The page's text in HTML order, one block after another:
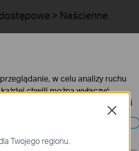
> Naścienne
> Zewnętrzne
> Zewnętrzne Bridge
> Access Plus
> Aggregation
Twojego regionu.
Close
w celu analizy ruchu
chwili można wyłączyć
jest w
Polityce prywatności
i nie moga zostać wyłączone.